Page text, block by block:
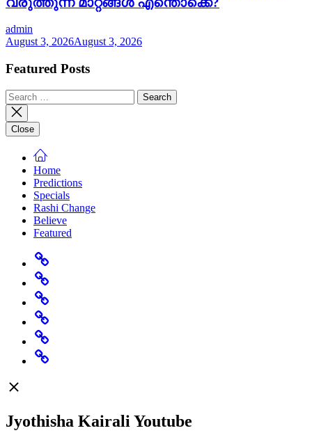
admin
August 3, 2026August 3, 2026
Featured Posts
Search
for:
Close
Home
Predictions
Specials
Rashi Change
Believe
Featured
Home
Predictions
Specials
Rashi
Change
Believe
Featured
Jyothisha Kairali Youtube